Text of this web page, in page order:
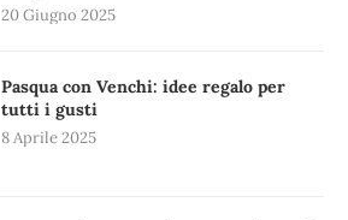
20 Giugno 2025
Pasqua con Venchi: idee regalo per
tutti i gusti
8 Aprile 2025